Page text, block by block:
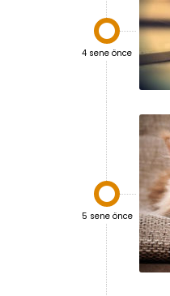

4 sene önce

5 sene önce